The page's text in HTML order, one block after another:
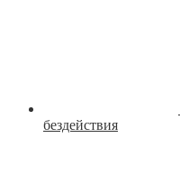
бездействия